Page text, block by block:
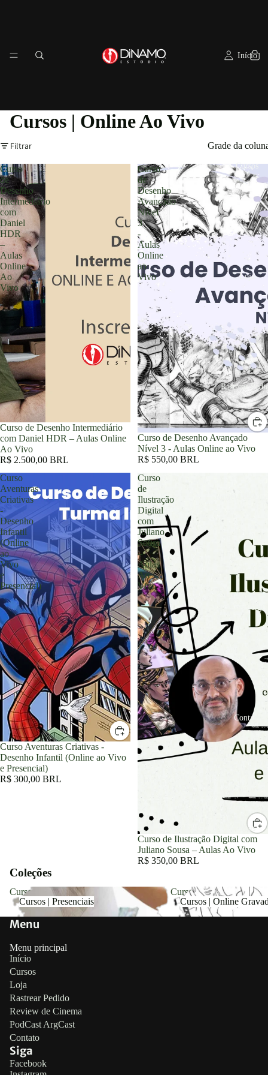
Início
Cursos
Loja
Rastrear
PodCast
Contato
Mais
Cursos | Online Ao Vivo
Filtrar Grade da
Curso
de
Desenho
Intermediário
com
Daniel
HDR
–
Aulas
Online
Ao
Vivo
Curso de Desenho Intermediário
com Daniel HDR – Aulas Online
Ao Vivo
R$ 2.500,00 BRL
Curso
de
Desenho
Avançado
Nível
3
-
Aulas
Online
ao
Vivo
Curso de Desenho Avançado
Nível 3 - Aulas Online ao Vivo
R$ 550,00 BRL
Curso
Aventuras
Criativas
-
Desenho
Infantil
(Online
ao
Vivo
e
Presencial)
Curso Aventuras Criativas -
Desenho Infantil (Online ao Vivo
e Presencial)
R$ 300,00 BRL
Curso
de
Ilustração
Digital
com
Juliano
Sousa
–
Aulas
Ao
Vivo
Curso de Ilustração Digital com
Juliano Sousa – Aulas Ao Vivo
R$ 350,00 BRL
Coleções
Cursos | Presenciais
Cursos | Presenciais
Cursos | Online Gravados
Cursos | Online
Menu
Menu principal
Início
Cursos
Loja
Rastrear Pedido
Review de Cinema
PodCast ArgCast
Contato
Siga
Facebook